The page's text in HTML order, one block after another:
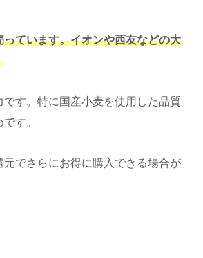
ています。イオンや西友などの大
す。特に国産小麦を使用した品質
す。
でさらにお得に購入できる場合が